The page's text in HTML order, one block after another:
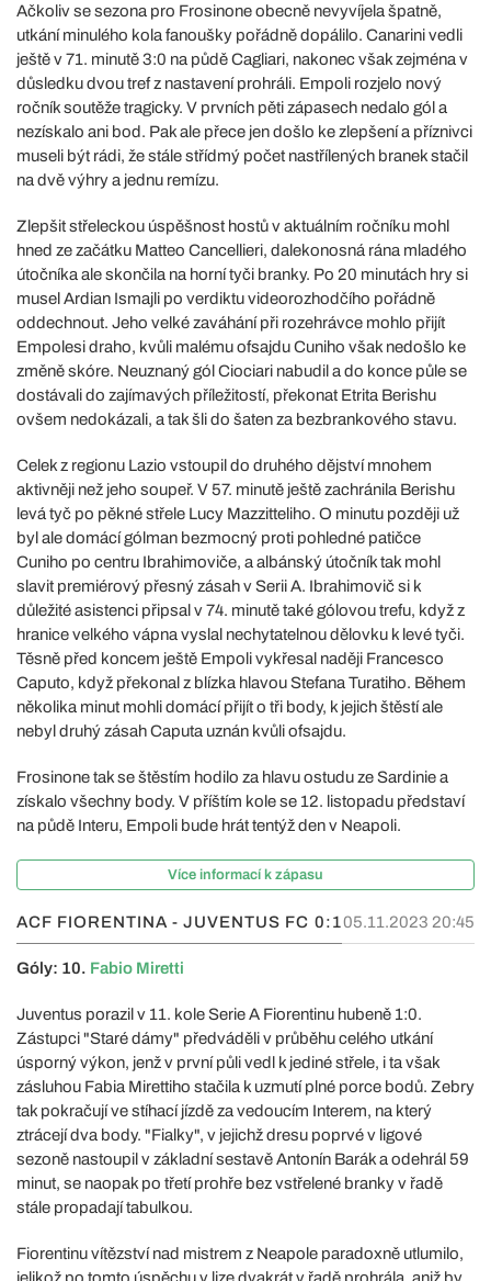
Ačkoliv se sezona pro Frosinone obecně nevyvíjela špatně,
utkání minulého kola fanoušky pořádně dopálilo. Canarini vedli
ještě v 71. minutě 3:0 na půdě Cagliari, nakonec však zejména v
důsledku dvou tref z nastavení prohráli. Empoli rozjelo nový
ročník soutěže tragicky. V prvních pěti zápasech nedalo gól a
nezískalo ani bod. Pak ale přece jen došlo ke zlepšení a příznivci
museli být rádi, že stále střídmý počet nastřílených branek stačil
na dvě výhry a jednu remízu.
Zlepšit střeleckou úspěšnost hostů v aktuálním ročníku mohl
hned ze začátku Matteo Cancellieri, dalekonosná rána mladého
útočníka ale skončila na horní tyči branky. Po 20 minutách hry si
musel Ardian Ismajli po verdiktu videorozhodčího pořádně
oddechnout. Jeho velké zaváhání při rozehrávce mohlo přijít
Empolesi draho, kvůli malému ofsajdu Cuniho však nedošlo ke
změně skóre. Neuznaný gól Ciociari nabudil a do konce půle se
dostávali do zajímavých příležitostí, překonat Etrita Berishu
ovšem nedokázali, a tak šli do šaten za bezbrankového stavu.
Celek z regionu Lazio vstoupil do druhého dějství mnohem
aktivněji než jeho soupeř. V 57. minutě ještě zachránila Berishu
levá tyč po pěkné střele Lucy Mazzitteliho. O minutu později už
byl ale domácí gólman bezmocný proti pohledné patičce
Cuniho po centru Ibrahimoviče, a albánský útočník tak mohl
slavit premiérový přesný zásah v Serii A. Ibrahimovič si k
důležité asistenci připsal v 74. minutě také gólovou trefu, když z
hranice velkého vápna vyslal nechytatelnou dělovku k levé tyči.
Těsně před koncem ještě Empoli vykřesal naději Francesco
Caputo, když překonal z blízka hlavou Stefana Turatiho. Během
několika minut mohli domácí přijít o tři body, k jejich štěstí ale
nebyl druhý zásah Caputa uznán kvůli ofsajdu.
Frosinone tak se štěstím hodilo za hlavu ostudu ze Sardinie a
získalo všechny body. V příštím kole se 12. listopadu představí
na půdě Interu, Empoli bude hrát tentýž den v Neapoli.
Více informací k zápasu
ACF FIORENTINA - JUVENTUS FC 0:105.11.2023 20:45
Góly: 10. Fabio Miretti
Juventus porazil v 11. kole Serie A Fiorentinu hubeně 1:0.
Zástupci "Staré dámy" předváděli v průběhu celého utkání
úsporný výkon, jenž v první půli vedl k jediné střele, i ta však
zásluhou Fabia Mirettiho stačila k uzmutí plné porce bodů. Zebry
tak pokračují ve stíhací jízdě za vedoucím Interem, na který
ztrácejí dva body. "Fialky", v jejichž dresu poprvé v ligové
sezoně nastoupil v základní sestavě Antonín Barák a odehrál 59
minut, se naopak po třetí prohře bez vstřelené branky v řadě
stále propadají tabulkou.
Fiorentinu vítězství nad mistrem z Neapole paradoxně utlumilo,